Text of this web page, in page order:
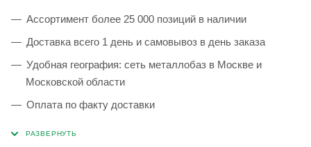
Ассортимент более 25 000 позиций в наличии
Доставка всего 1 день и самовывоз в день заказа
Удобная география: сеть металлобаз в Москве и
Московской области
Оплата по факту доставки